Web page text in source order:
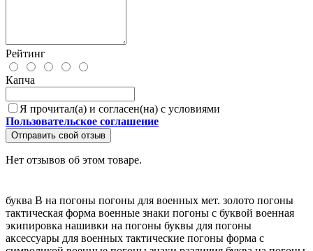
Рейтинг
Капча
Я прочитал(а) и согласен(на) с условиями
Пользовательское соглашение
Отправить свой отзыв
Нет отзывов об этом товаре.
буква В на погоны погоны для военных мет. золото погоны
тактическая форма военные знаки погоны с буквой военная
экипировка нашивки на погоны буквы для погоны
аксессуары для военных тактические погоны форма с